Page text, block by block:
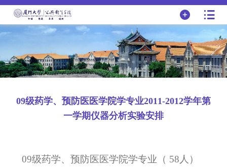
09级药学、预防医医学院学专业2011-2012学年第
一学期仪器分析实验安排
09级药学、预防医医学院学专业（ 58人）